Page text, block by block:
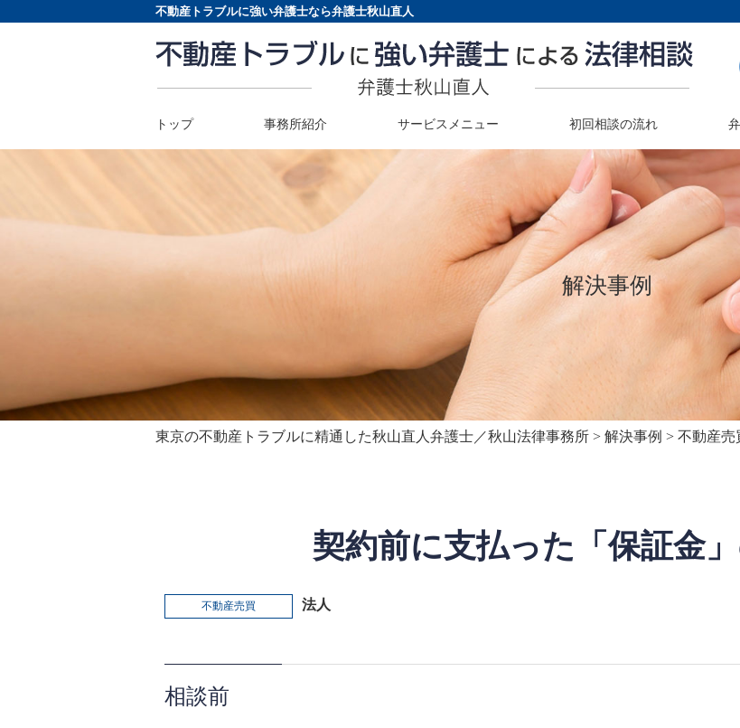
不動産トラブルに強い弁護士なら弁護士秋山直人
トップ 事務所紹介 サービスメニュー 初回相談の流れ
解決事例
東京の不動産トラブルに精通した秋山直人弁護士／秋山法律事務所 > 解決事例 > 不動産売
契約前に支払った「保証金
不動産売買 法人
相談前